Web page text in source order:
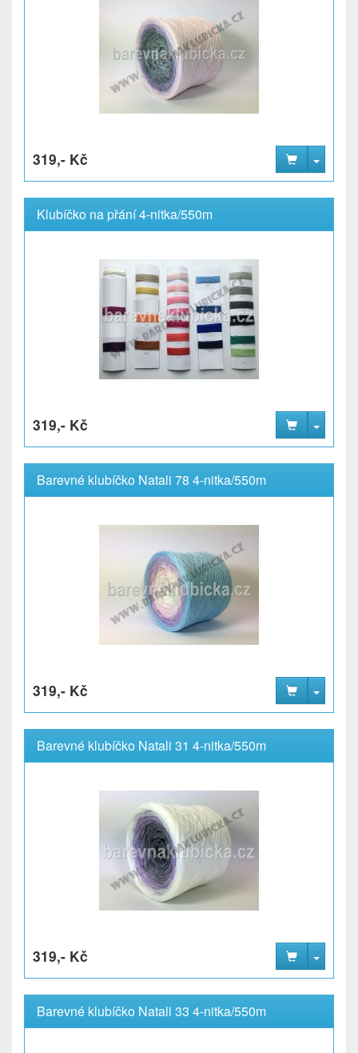
319,- Kč
Klubíčko na přání 4-nitka/550m
319,- Kč
Barevné klubíčko Natali 78 4-nitka/550m
319,- Kč
Barevné klubíčko Natali 31 4-nitka/550m
319,- Kč
Barevné klubíčko Natali 33 4-nitka/550m